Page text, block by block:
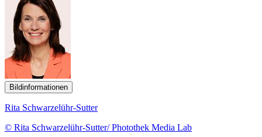
Bildinformationen
Rita Schwarzelühr-Sutter
© Rita Schwarzelühr-Sutter/ Photothek Media Lab